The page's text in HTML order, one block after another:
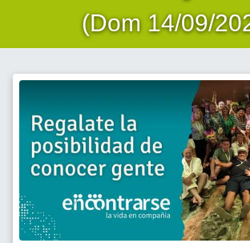
(Dom 14/09/